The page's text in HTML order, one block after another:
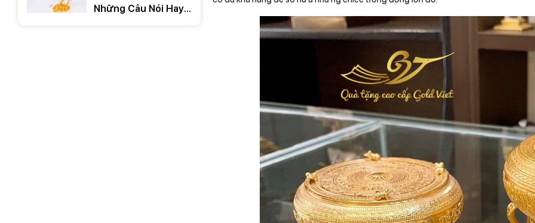
Những Câu Nói Hay